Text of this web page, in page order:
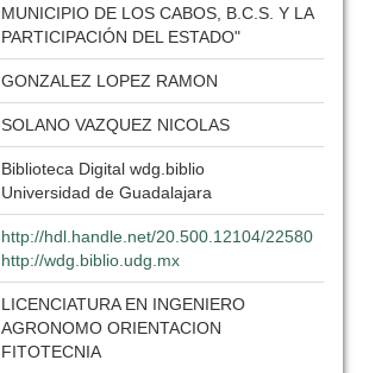
MUNICIPIO DE LOS CABOS, B.C.S. Y LA
PARTICIPACIÓN DEL ESTADO"
GONZALEZ LOPEZ RAMON
SOLANO VAZQUEZ NICOLAS
Biblioteca Digital wdg.biblio
Universidad de Guadalajara
http://hdl.handle.net/20.500.12104/22580
http://wdg.biblio.udg.mx
LICENCIATURA EN INGENIERO
AGRONOMO ORIENTACION
FITOTECNIA